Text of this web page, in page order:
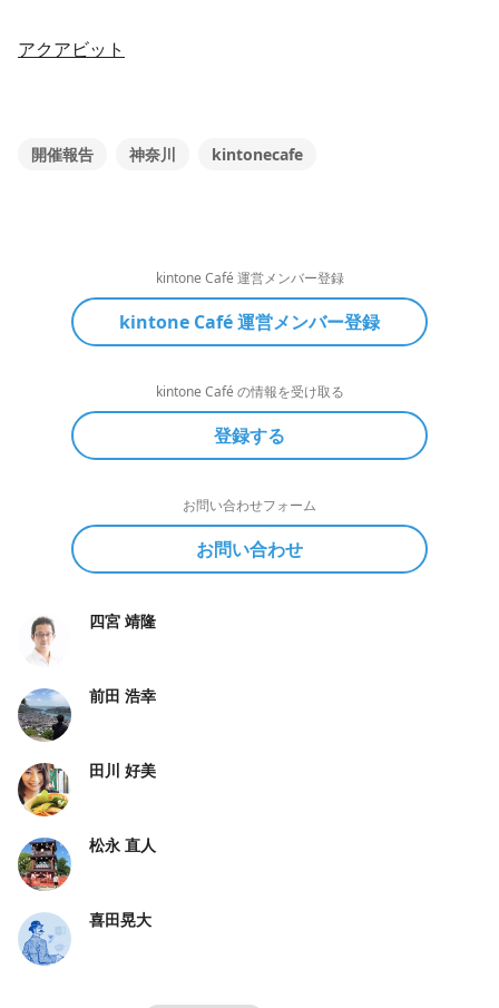
アクアビット
開催報告 神奈川 kintonecafe
kintone Café 運営メンバー登録
kintone Café 運営メンバー登録
kintone Café の情報を受け取る
登録する
お問い合わせフォーム
お問い合わせ
四宮 靖隆
前田 浩幸
田川 好美
松永 直人
喜田晃大